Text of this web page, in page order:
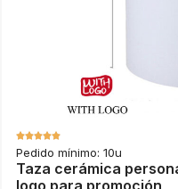
Pedido mínimo: 10u
Taza cerámica
logo para promoción